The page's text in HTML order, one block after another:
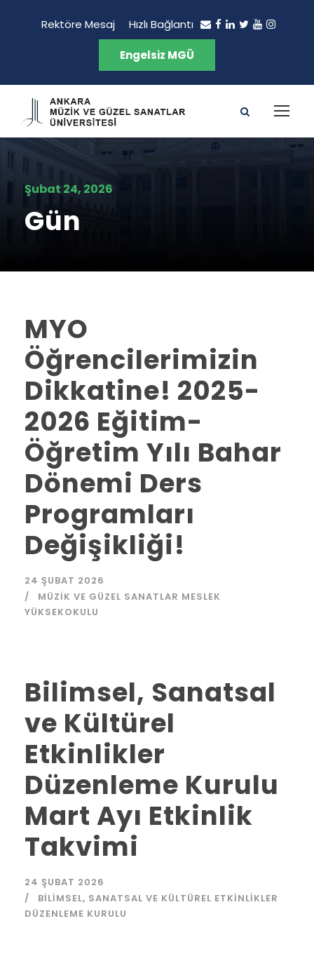
Rektöre Mesaj Hızlı Bağlantı
Engelsiz MGÜ
Şubat 24, 2026
Gün
MYO
Öğrencilerimizin
Dikkatine! 2025-
2026 Eğitim-
Öğretim Yılı Bahar
Dönemi Ders
Programları
Değişikliği!
24 ŞUBAT 2026
MÜZIK VE GÜZEL SANATLAR MESLEK
YÜKSEKOKULU
Bilimsel, Sanatsal
ve Kültürel
Etkinlikler
Düzenleme Kurulu
Mart Ayı Etkinlik
Takvimi
24 ŞUBAT 2026
BILIMSEL, SANATSAL VE KÜLTÜREL ETKINLIKLER
DÜZENLEME KURULU